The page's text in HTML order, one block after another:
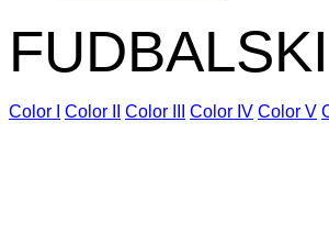
Color I Color II Color III Color IV Color V